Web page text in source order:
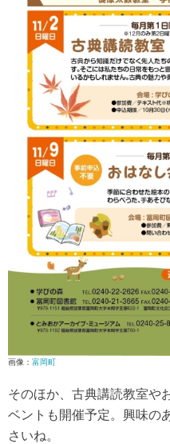
画像： 富岡町
そのほか、古典講読教室や
ベントも開催予定。興味の
さいね。